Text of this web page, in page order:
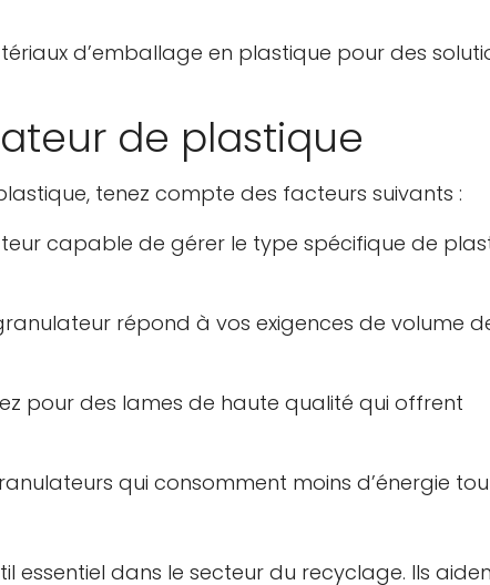
d’emballage en plastique pour des
de plastique
tenez compte des facteurs suivants :
capable de gérer le type spécifique de
répond à vos exigences de volume
pour des lames de haute qualité qui offrent
qui consomment moins d’énergie
essentiel dans le secteur du recyclage. Ils